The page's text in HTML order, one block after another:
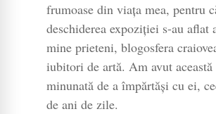
frumoase din viața mea, pentru
deschiderea expoziției s-au aflat
mine prieteni, blogosfera
iubitori de artă. Am avut această
minunată de a împărtăși cu ei,
de ani de zile.